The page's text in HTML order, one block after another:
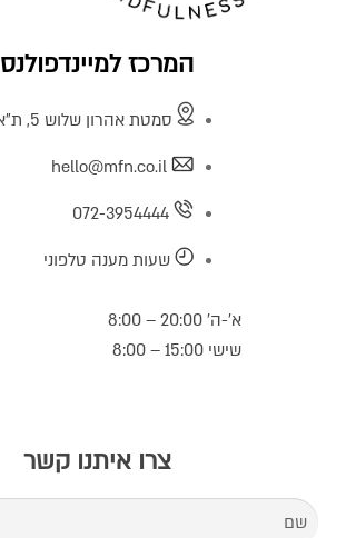
המרכז למיינדפולנס
סמטת אהרון שלוש 5, ת"א
hello@mfn.co.il
072-3954444
שעות מענה טלפוני
א’-ה’ 20:00 – 8:00
שישי 15:00 – 8:00
צרו איתנו קשר